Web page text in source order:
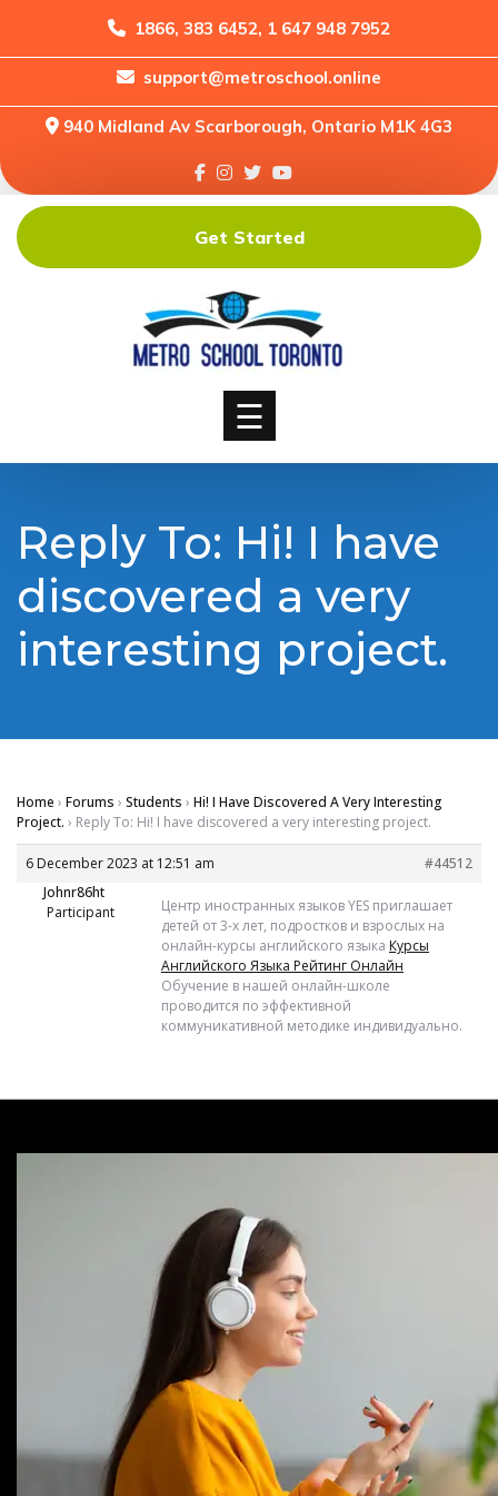
1866, 383 6452, 1 647 948 7952
support@metroschool.online
940 Midland Av Scarborough, Ontario M1K 4G3
Home
Forums
Downloads
Shop
☰
Get Started
Reply To: Hi! I have
discovered a very
interesting project.
Home › Forums › Students › Hi! I Have Discovered A Very Interesting
Project. › Reply To: Hi! I have discovered a very interesting project.
6 December 2023 at 12:51 am
#44512
Johnr86ht
Participant
Центр иностранных языков YES приглашает
детей от 3-х лет, подростков и взрослых на
онлайн-курсы английского языка Курсы
Английского Языка Рейтинг Онлайн
Обучение в нашей онлайн-школе
проводится по эффективной
коммуникативной методике индивидуально.